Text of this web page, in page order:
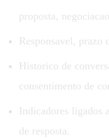
proposta,
Responsavel, prazo
Historico de
consentimento de
Indicadores ligados
de resposta.